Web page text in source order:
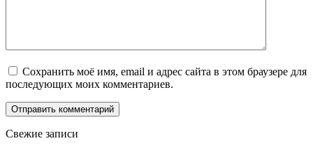
Сохранить моё имя, email и адрес сайта в этом браузере для
последующих моих комментариев.
Свежие записи